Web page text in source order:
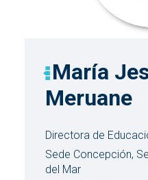
María
Meruane
Directora de
Sede Concepción,
del Mar